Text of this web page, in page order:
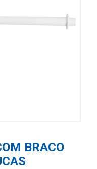
BRACO